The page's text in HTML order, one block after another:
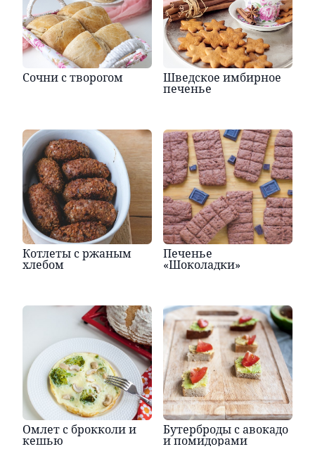
Сочни с творогом Шведское имбирное
печенье
Котлеты с ржаным
хлебом
Печенье
«Шоколадки»
Омлет с брокколи и
кешью
Бутерброды с авокадо
и помидорами